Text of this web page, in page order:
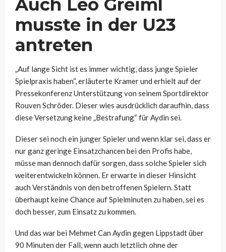
Auch Leo Greiml
musste in der U23
antreten
„Auf lange Sicht ist es immer wichtig, dass junge Spieler
Spielpraxis haben“, erläuterte Kramer und erhielt auf der
Pressekonferenz Unterstützung von seinem Sportdirektor
Rouven Schröder. Dieser wies ausdrücklich daraufhin, dass
diese Versetzung keine „Bestrafung“ für Aydin sei.
Dieser sei noch ein junger Spieler und wenn klar sei, dass er
nur ganz geringe Einsatzchancen bei den Profis habe,
müsse man dennoch dafür sorgen, dass solche Spieler sich
weiterentwickeln können. Er erwarte in dieser Hinsicht
auch Verständnis von den betroffenen Spielern. Statt
überhaupt keine Chance auf Spielminuten zu haben, sei es
doch besser, zum Einsatz zu kommen.
Und das war bei Mehmet Can Aydin gegen Lippstadt über
90 Minuten der Fall, wenn auch letztlich ohne der